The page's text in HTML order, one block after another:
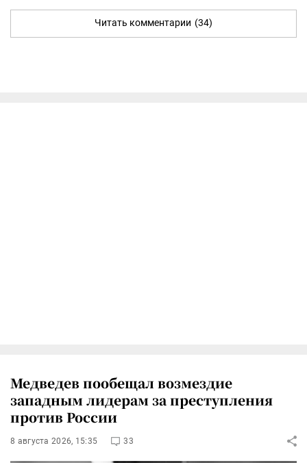
Читать комментарии (34)
Медведев пообещал возмездие
западным лидерам за преступления
против России
8 августа 2026, 15:35 33